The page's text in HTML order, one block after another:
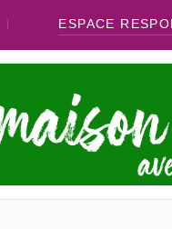
ESPACE